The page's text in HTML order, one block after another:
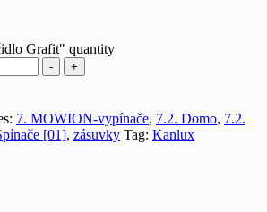
Grafit" quantity
-
+
7. MOWION-vypínače, 7.2. Domo, 7.2.
[01], zásuvky Tag: Kanlux